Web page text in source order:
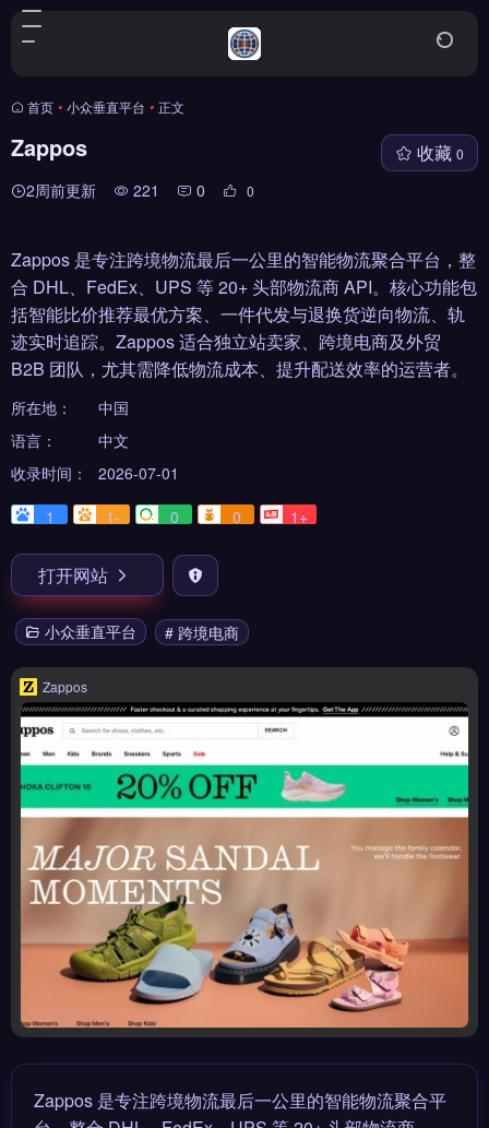
首页 • 小众垂直平台 • 正文
Zappos
2周前更新 221 0 0
收藏 0
Zappos 是专注跨境物流最后一公里的智能物流聚合平台，整
合 DHL、FedEx、UPS 等 20+ 头部物流商 API。核心功能包
括智能比价推荐最优方案、一件代发与退换货逆向物流、轨
迹实时追踪。Zappos 适合独立站卖家、跨境电商及外贸
B2B 团队，尤其需降低物流成本、提升配送效率的运营者。
所在地：
中国
语言：
中文
收录时间：
2026-07-01
1
1- 0 0 1+
打开网站
小众垂直平台 # 跨境电商
Zappos
Zappos 是专注跨境物流最后一公里的智能物流聚合平